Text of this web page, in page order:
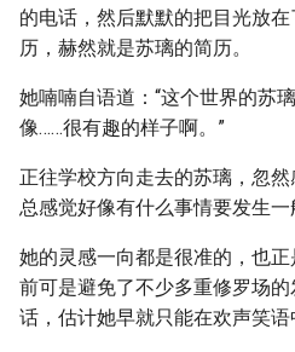
的电话，然后默默的把目光放
历，赫然就是苏璃的简历。
她喃喃自语道：“这个世界的苏
像……很有趣的样子啊。”
正往学校方向走去的苏璃，忽
总感觉好像有什么事情要发生一
她的灵感一向都是很准的，也
前可是避免了不少多重修罗场
话，估计她早就只能在欢声笑语